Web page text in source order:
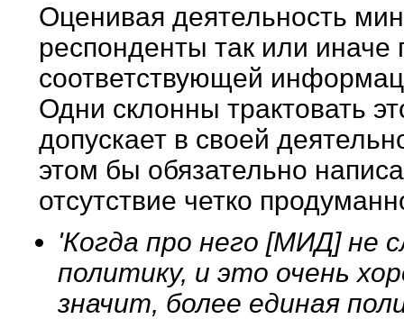
Оценивая деятельность
респонденты так или иначе
соответствующей
Одни склонны трактовать
допускает в своей
этом бы обязательно
отсутствие четко
'Когда про него [МИД] не
политику, и это очень
значит, более единая